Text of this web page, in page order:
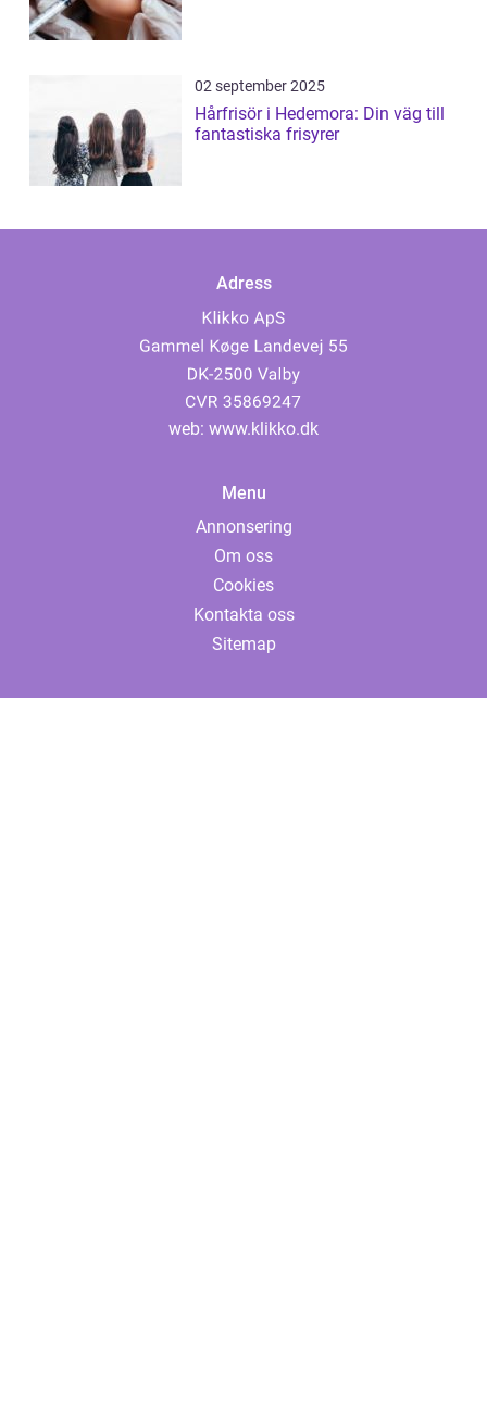
02 september 2025
Hårfrisör i Hedemora: Din väg till
fantastiska frisyrer
Adress
web: www.klikko.dk
Menu
Annonsering
Om oss
Cookies
Kontakta oss
Sitemap